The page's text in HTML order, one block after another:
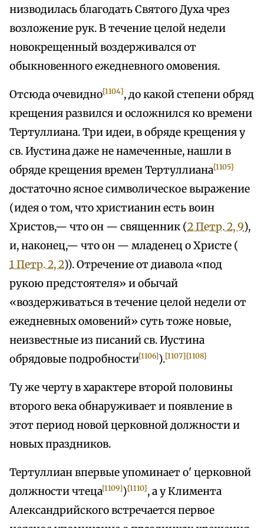
низводилась благодать Святого Духа чрез
возложение рук. В течение целой недели
новокрещенный воздерживался от
обыкновенного ежедневного омовения.
Отсюда очевидно{1104}, до какой степени обряд
крещения развился и осложнился ко времени
Тертуллиана. Три идеи, в обряде крещения у
св. Иустина даже не намеченные, нашли в
обряде крещения времен Тертуллиана{1105}
достаточно ясное символическое выражение
(идея о том, что христианин есть воин
Христов,— что он — священник (2 Петр. 2, 9),
и, наконец,— что он — младенец о Христе (
1 Петр. 2, 2)). Отречение от диавола «под
рукою предстоятеля» и обычай
«воздерживаться в течение целой недели от
ежедневных омовений» суть тоже новые,
неизвестные из писаний св. Иустина
обрядовые подробности[1106]).{1107}{1108}
Ту же черту в характере второй половины
второго века обнаруживает и появление в
этот период новой церковной должности и
новых праздников.
Тертуллиан впервые упоминает о' церковной
должности чтеца[1109]){1110}, а у Климента
Александрийского встречается первое